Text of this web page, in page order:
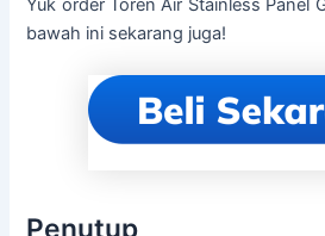
Yuk order Toren Air Stainless Panel
bawah ini sekarang juga!
Penutup